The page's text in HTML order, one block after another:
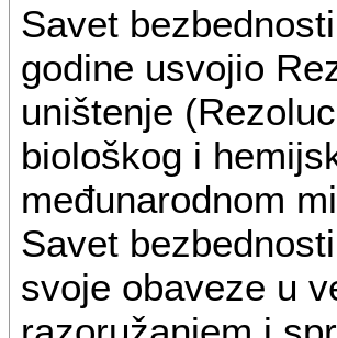
Savet
godine usvojio
uništenje
biološkog i
međunarodnom
Savet
svoje obaveze u